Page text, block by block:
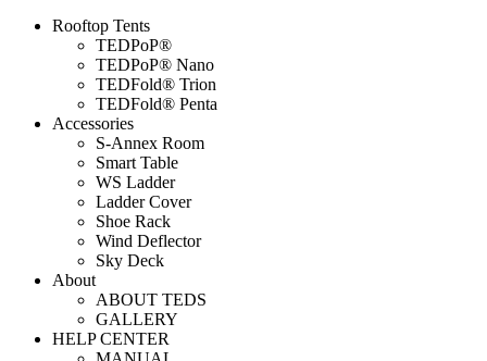
Rooftop Tents
TEDPoP®
TEDPoP® Nano
TEDFold® Trion
TEDFold® Penta
Accessories
S-Annex Room
Smart Table
WS Ladder
Ladder Cover
Shoe Rack
Wind Deflector
Sky Deck
About
ABOUT TEDS
GALLERY
HELP CENTER